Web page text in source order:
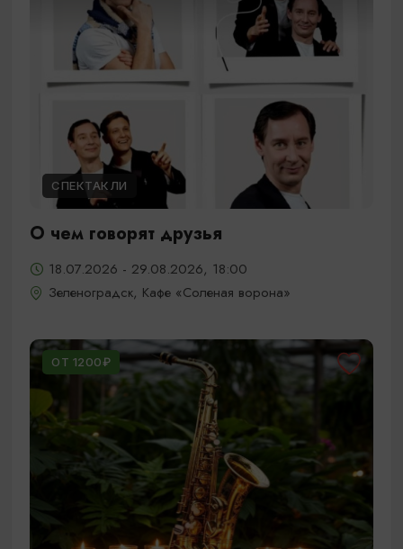
СПЕКТАКЛИ
О чем говорят друзья
18.07.2026 - 29.08.2026, 18:00
Зеленоградск, Кафе «Соленая ворона»
ОТ 1200₽